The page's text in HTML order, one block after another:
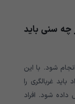
چه سنی باید
شود. با این
غربالگری را
شود. افراد